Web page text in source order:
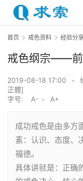
首页 戒色资料 经验分
戒色纲宗——前
2019-08-18 17:00 •
正體]
字号:
A- • A+
成功戒色是由多方
素：认识、态度、
福德。
具体讲就是：正确